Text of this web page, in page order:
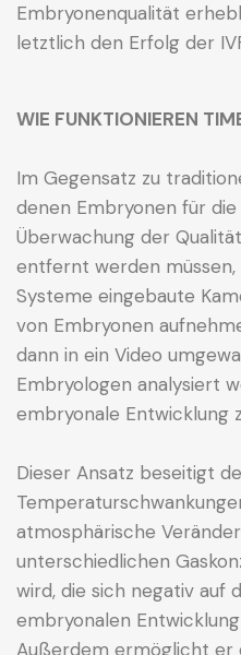
Embryonenqualität
letztlich den Erfolg der
WIE FUNKTIONIEREN
Im Gegensatz zu
denen Embryonen für
Überwachung der
entfernt werden
Systeme eingebaute
von Embryonen
dann in ein Video
Embryologen analysiert
embryonale Entwicklung
Dieser Ansatz beseitigt
atmosphärische
unterschiedlichen
wird, die sich negativ auf
embryonalen
Außerdem ermöglicht er